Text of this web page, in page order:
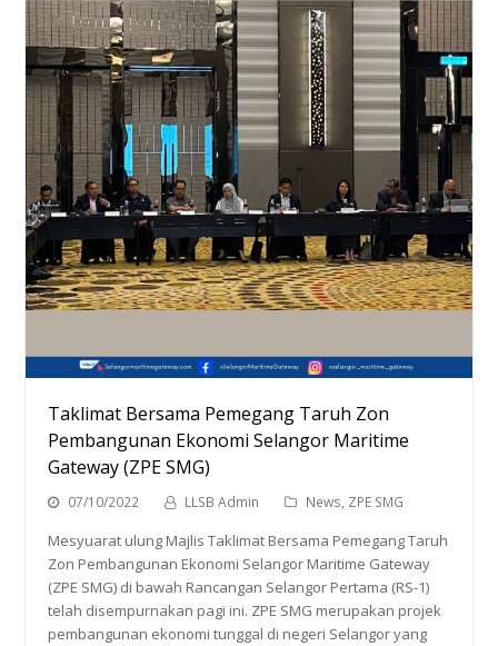
Taklimat Bersama Pemegang Taruh Zon
Pembangunan Ekonomi Selangor Maritime
Gateway (ZPE SMG)
07/10/2022 LLSB Admin News, ZPE SMG
Mesyuarat ulung Majlis Taklimat Bersama Pemegang Taruh
Zon Pembangunan Ekonomi Selangor Maritime Gateway
(ZPE SMG) di bawah Rancangan Selangor Pertama (RS-1)
telah disempurnakan pagi ini. ZPE SMG merupakan projek
pembangunan ekonomi tunggal di negeri Selangor yang